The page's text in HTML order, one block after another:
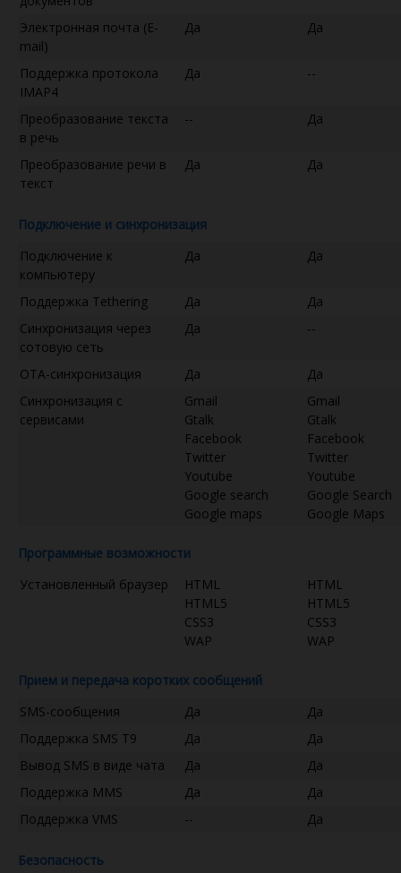
Электронная почта (E-
mail)
Да Да
Поддержка протокола
IMAP4
Да --
Преобразование текста
в речь
-- Да
Преобразование речи в
текст
Да Да
Подключение и синхронизация
Подключение к
компьютеру
Да Да
Поддержка Tethering Да
Да
Синхронизация через
сотовую сеть
Да --
OTA-синхронизация Да
Да
Синхронизация с
сервисами
Gmail
Gtalk
Facebook
Twitter
Youtube
Google search
Google maps
Gmail
Gtalk
Facebook
Twitter
Youtube
Google Search
Google Maps
Программные возможности
Установленный браузер
HTML
HTML5
CSS3
WAP
HTML
HTML5
CSS3
WAP
Прием и передача коротких сообщений
SMS-сообщения
Да
Да
Поддержка SMS T9
Да
Да
Вывод SMS в виде чата
Да
Да
Поддержка MMS
Да
Да
Поддержка VMS
-- Да
Безопасность